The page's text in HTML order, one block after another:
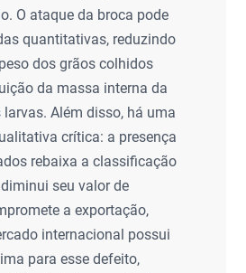
O ataque da broca pode
quantitativas, reduzindo
dos grãos colhidos
da massa interna da
larvas. Além disso, há uma
crítica: a presença
rebaixa a classificação
seu valor de
a exportação,
internacional possui
para esse defeito,